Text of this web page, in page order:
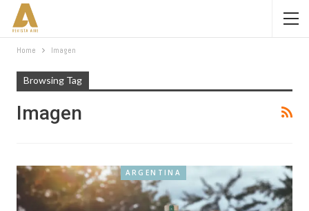
Home Imagen
Browsing Tag
Imagen
ARGENTINA